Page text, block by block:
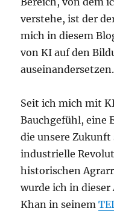
verstehe, ist der
mich in diesem
von KI auf den
auseinandersetzen.
Seit ich mich mit
Bauchgefühl, eine
die unsere
industrielle
historischen
wurde ich in dieser
Khan in seinem